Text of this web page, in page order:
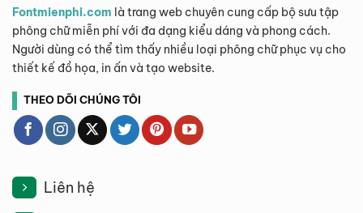
Fontmienphi.com là trang web chuyên cung cấp bộ sưu tập
phông chữ miễn phí với đa dạng kiểu dáng và phong cách.
Người dùng có thể tìm thấy nhiều loại phông chữ phục vụ cho
thiết kế đồ họa, in ấn và tạo website.
THEO DÕI CHÚNG TÔI
Liên hệ